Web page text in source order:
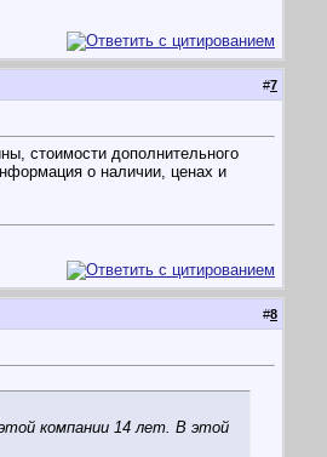
#7
стоимости дополнительного
о наличии, ценах и
#8
компании 14 лет. В этой